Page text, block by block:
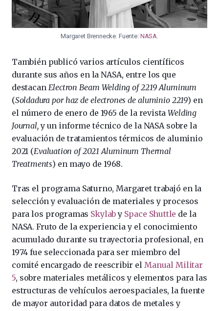
Margaret Brennecke. Fuente: NASA
También publicó varios artículos científicos
durante sus años en la NASA, entre los que
destacan Electron Beam Welding of 2219 Aluminum
(Soldadura por haz de electrones de aluminio 2219) en
el número de enero de 1965 de la revistaWelding
Journal, y un informe técnico de la NASA sobre la
evaluación de tratamientos térmicos de aluminio
2021 (Evaluation of 2021 Aluminum Thermal
Treatments) en mayo de 1968.
Tras el programa Saturno, Margaret trabajó en la
selección y evaluación de materiales y procesos
para los programas Skylaby Space Shuttle de la
NASA. Fruto de la experiencia y el conocimiento
acumulado durante su trayectoria profesional, en
1974 fue seleccionada para ser miembro del
comité encargado de reescribir el Manual Militar
5, sobre materiales metálicos y elementos para las
estructuras de vehículos aeroespaciales, la fuente
de mayor autoridad para datos de metales y